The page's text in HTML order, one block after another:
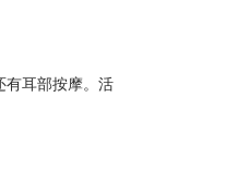
有耳部按摩。活